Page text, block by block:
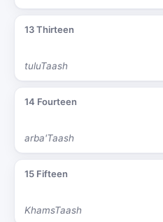
13 Thirteen
tuluTaash
14 Fourteen
arba'Taash
15 Fifteen
KhamsTaash